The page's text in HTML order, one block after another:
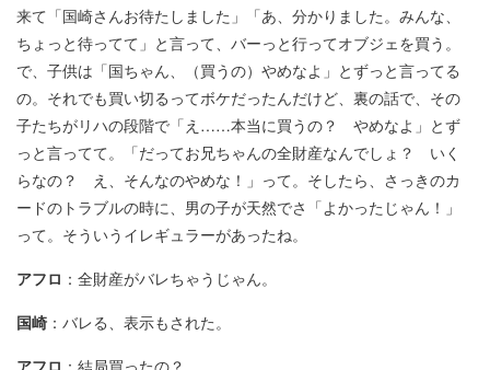
来て「国崎さんお待たしました」「あ、分かりました。みんな、
ちょっと待ってて」と言って、バーっと行ってオブジェを買う。
で、子供は「国ちゃん、（買うの）やめなよ」とずっと言ってる
の。それでも買い切るってボケだったんだけど、裏の話で、その
子たちがリハの段階で「え……本当に買うの？ やめなよ」とず
っと言ってて。「だってお兄ちゃんの全財産なんでしょ？ いく
らなの？ え、そんなのやめな！」って。そしたら、さっきのカ
ードのトラブルの時に、男の子が天然でさ「よかったじゃん！」
って。そういうイレギュラーがあったね。
アフロ ：全財産がバレちゃうじゃん。
国崎 ：バレる、表示もされた。
アフロ ：結局買ったの？